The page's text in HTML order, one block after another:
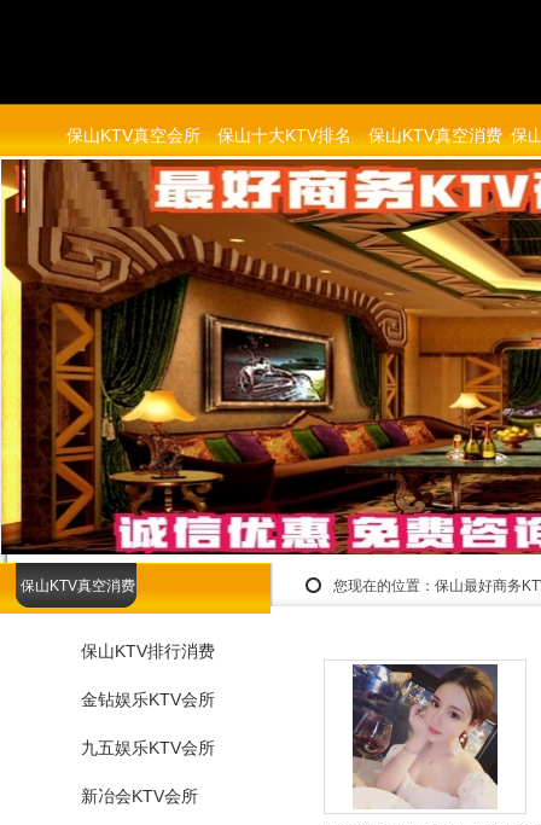
保山KTV真空会所 保山十大KTV排名 保山KTV真空消费 保
您现在的位置： 保山最好商务
保山KTV真空消费
保山KTV排行消费
金钻娱乐KTV会所
九五娱乐KTV会所
新冶会KTV会所